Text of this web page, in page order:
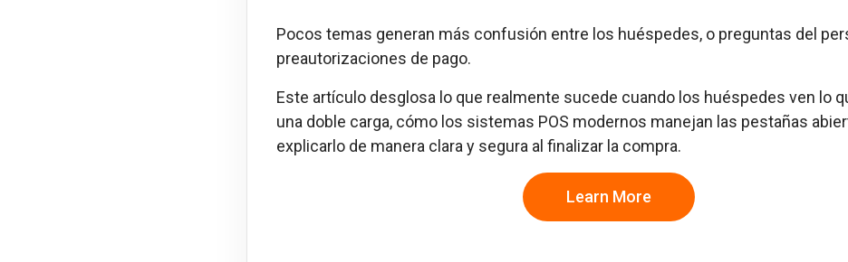
Pocos temas generan más confusión entre los huéspedes, o preguntas del
preautorizaciones de pago.
Este artículo desglosa lo que realmente sucede cuando los huéspedes ven lo
una doble carga, cómo los sistemas POS modernos manejan las pestañas
explicarlo de manera clara y segura al finalizar la compra.
Learn More